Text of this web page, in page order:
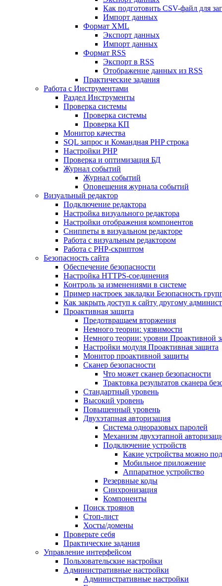
Как подготовить CSV-файл для
Импорт данных
Формат XML
Экспорт данных
Импорт данных
Формат RSS
Экспорт в RSS
Отображение данных из RSS
Практические задания
Работа с Инструментами
Раздел Инструменты
Проверка системы
Проверка системы
Проверка КП
Монитор качества
SQL запрос и Командная PHP строка
Настройки PHP
Проверка и оптимизация БД
Журнал событий
Журнал событий
Оповещения журнала событий
Визуальный редактор
Подключение редактора
Настройка визуального редактора
Настройки отображения компонентов
Сниппеты в визуальном редакторе
Работа с визуальным редактором
Работа с PHP-скриптом
Безопасность сайта
Обеспечение безопасности
Настройка HTTPS-соединения
Контроль за изменениями в системе
Пример настроек закладки Безопасность
Как закрыть доступ к сайту другому
Проактивная защита
Предотвращаем вторжения
Немного теории: уязвимости
Немного теории: уровни Проактивной
Настройки модуля Проактивная защита
Монитор проактивной защиты
Сканер безопасности
Что может сканер безопасности
Трактовка результатов сканера
Стандартный уровень
Высокий уровень
Повышенный уровень
Двухэтапная авторизация
Система одноразовых паролей
Механизм двухэтапной
Подключение устройств
Какие устройства можно
Мобильное приложение
Аппаратное устройство
Резервные коды
Синхронизация
Компоненты
Поиск троянов
Стоп-лист
Хосты/домены
Проверьте себя
Практические задания
Управление интерфейсом
Пользовательские настройки
Административные настройки
Административные настройки